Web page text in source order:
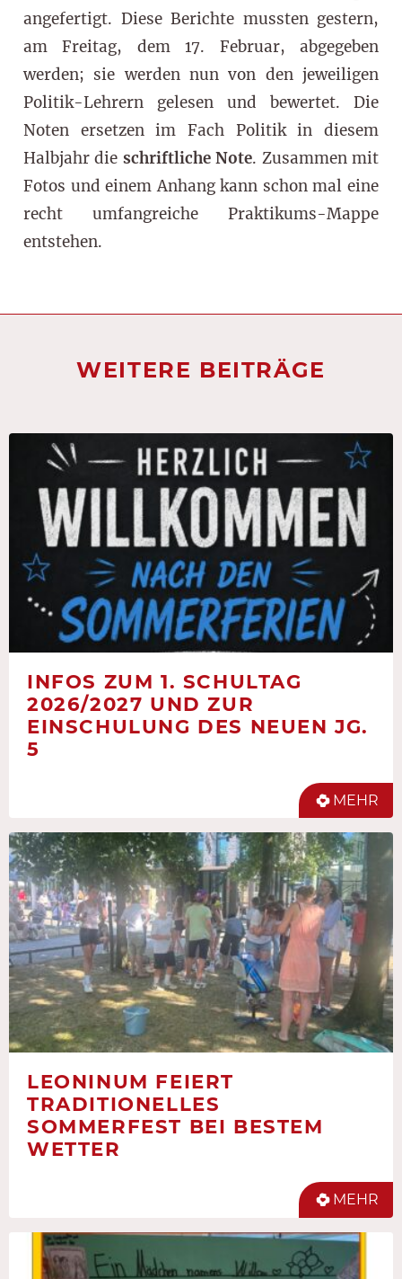
angefertigt. Diese Berichte mussten gestern,
am Freitag, dem 17. Februar, abgegeben
werden; sie werden nun von den jeweiligen
Politik-Lehrern gelesen und bewertet. Die
Noten ersetzen im Fach Politik in diesem
Halbjahr die schriftliche Note. Zusammen mit
Fotos und einem Anhang kann schon mal eine
recht umfangreiche Praktikums-Mappe
entstehen.
WEITERE BEITRÄGE
INFOS ZUM 1. SCHULTAG
2026/2027 UND ZUR
EINSCHULUNG DES NEUEN JG.
5
MEHR
LEONINUM FEIERT
TRADITIONELLES
SOMMERFEST BEI BESTEM
WETTER
MEHR